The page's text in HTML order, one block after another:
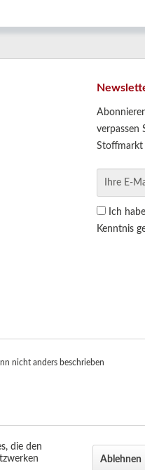
verpassen
Stoffmarkt
Ich
Kenntnis
nicht anders beschrieben
die den
Ablehnen